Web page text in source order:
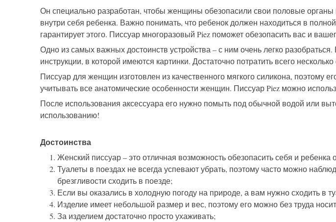
Он специально разработан, чтобы женщины обезопасили свои половые
внутри себя ребенка. Важно понимать, что ребенок должен находиться в
гарантирует этого. Писсуар многоразовый Piez поможет обезопасить вас и
Одно из самых важных достоинств устройства – с ним очень легко
инструкции, в которой имеются картинки. Достаточно потратить всего
Писсуар для женщин изготовлен из качественного мягкого силикона, поэтому
учитывать все анатомические особенности женщин. Писсуар Piez можно
После использования аксессуара его нужно помыть под обычной водой или
использованию!
Достоинства
Женский писсуар – это отличная возможность обезопасить себя и
Туалеты в поездах не всегда успевают убрать, поэтому часто можно
брезгливости сходить в поезде;
Если вы оказались в холодную погоду на природе, а вам нужно сходить в
Изделие имеет небольшой размер и вес, поэтому его можно без труда
За изделием достаточно просто ухаживать;